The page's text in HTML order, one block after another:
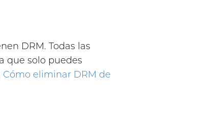
DRM. Todas las
que solo puedes
Cómo eliminar DRM de